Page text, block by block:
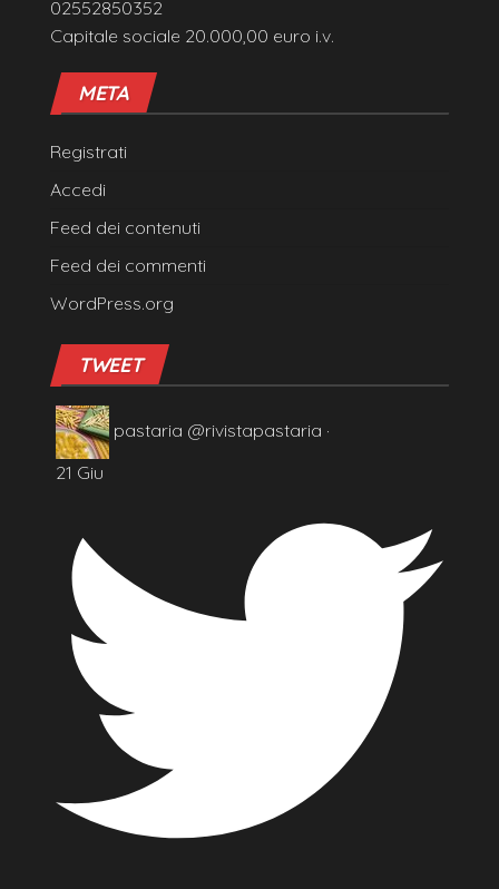
02552850352
Capitale sociale 20.000,00 euro i.v.
META
Registrati
Accedi
Feed dei contenuti
Feed dei commenti
WordPress.org
TWEET
pastaria @rivistapastaria ·
21 Giu